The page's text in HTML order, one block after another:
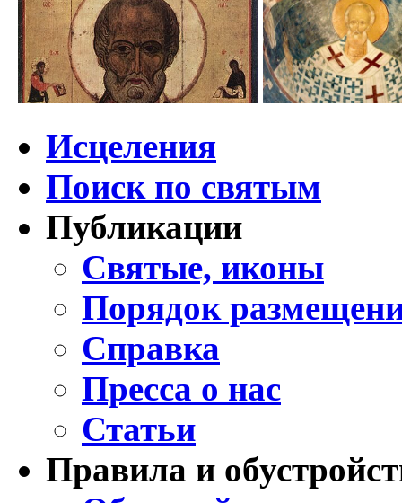
Исцеления
Поиск по святым
Публикации
Святые, иконы
Порядок
Справка
Пресса о нас
Статьи
Правила и